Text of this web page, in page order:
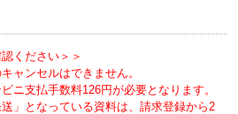
ください＞＞
ャンセルはできません。
ニ支払手数料126円が必要となります。
」となっている資料は、請求登録から2